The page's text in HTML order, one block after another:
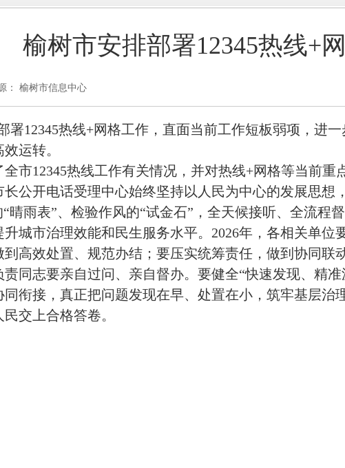
榆树市安排部署12345热线+
： 榆树市信息中心
署12345热线+网格工作，直面当前工作短板弱项，进
运转。
12345热线工作有关情况，并对热线+网格等当前重
开电话受理中心始终坚持以人民为中心的发展思想
晴雨表”、检验作风的“试金石”，全天候接听、全流程
城市治理效能和民生服务水平。2026年，各相关单位
高效处置、规范办结；要压实统筹责任，做到协同联
同志要亲自过问、亲自督办。要健全“快速发现、精
衔接，真正把问题发现在早、处置在小，筑牢基层治
交上合格答卷。